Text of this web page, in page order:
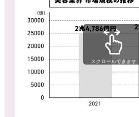
スクロールできます